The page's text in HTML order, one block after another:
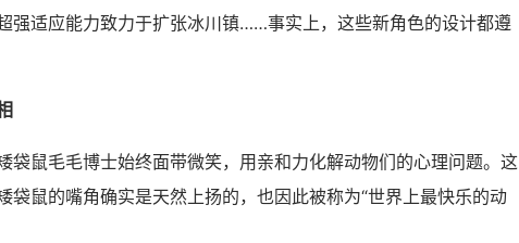
强适应能力致力于扩张冰川镇……事实上，这些新角色的设计都遵
鼠毛毛博士始终面带微笑，用亲和力化解动物们的心理问题。这
袋鼠的嘴角确实是天然上扬的，也因此被称为“世界上最快乐的动